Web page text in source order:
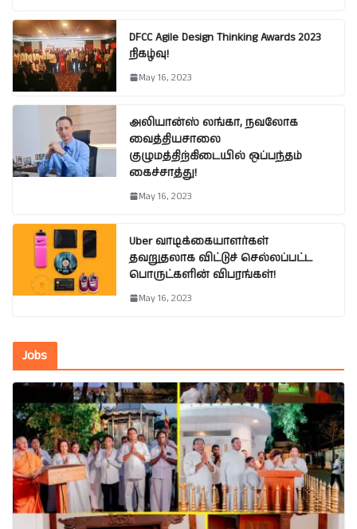
DFCC Agile Design Thinking Awards 2023
நிகழ்வு!
May 16, 2023
அலியான்ஸ் லங்கா, நவலோக
வைத்தியசாலை
குழுமத்திற்கிடையில் ஒப்பந்தம்
கைச்சாத்து!
May 16, 2023
Uber வாடிக்கையாளர்கள்
தவறுதலாக விட்டுச் செல்லப்பட்ட
பொருட்களின் விபரங்கள்!
May 16, 2023
Jobs